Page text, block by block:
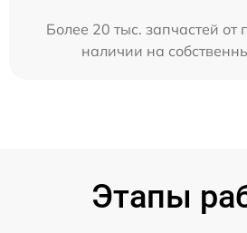
Более 20 тыс. запчастей от
наличии на
Этапы